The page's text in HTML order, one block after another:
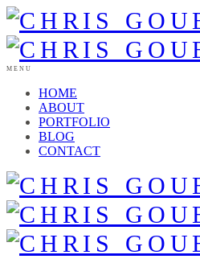
MENU
HOME
ABOUT
PORTFOLIO
BLOG
CONTACT